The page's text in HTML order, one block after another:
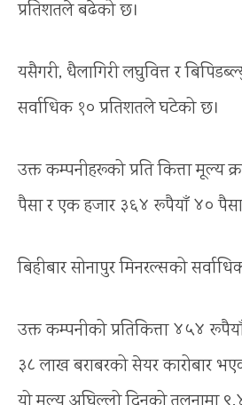
प्रतिशतले बढेको छ।
यसैगरी, धैलागिरी लघुवित्त र
सर्वाधिक १० प्रतिशतले घटेको छ।
उक्त कम्पनीहरूको प्रति कित्ता मूल्य
पैसा र एक हजार ३६४ रूपैयाँ ४०
बिहीबार सोनापुर मिनरल्सको
उक्त कम्पनीको प्रतिकित्ता ४५४
३८ लाख बराबरको सेयर कारोबार